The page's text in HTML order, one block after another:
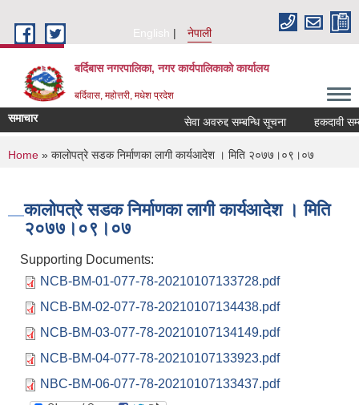
English
नेपाली
बर्दिबास नगरपालिका, नगर कार्यपालिकाको कार्यालय
बर्दिवास, महोत्तरी, मधेश प्रदेश
समाचार सेवा अवरुद्द सम्बन्धि सूचना हकदावी
You are here
Home » कालाेपत्रे सडक निर्माणका लागी कार्यआदेश । मिति २०७७।०९।०७
कालाेपत्रे सडक निर्माणका लागी कार्यआदेश । मिति
२०७७।०९।०७
Supporting Documents:
NCB-BM-01-077-78-20210107133728.pdf
NCB-BM-02-077-78-20210107134438.pdf
NCB-BM-03-077-78-20210107134149.pdf
NCB-BM-04-077-78-20210107133923.pdf
NBC-BM-06-077-78-20210107133437.pdf